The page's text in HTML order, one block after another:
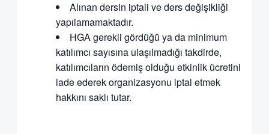
Alınan dersin iptali ve ders değişikliği
yapılamamaktadır.
HGA gerekli gördüğü ya da minimum
katılımcı sayısına ulaşılmadığı takdirde,
katılımcıların ödemiş olduğu etkinlik ücretini
iade ederek organizasyonu iptal etmek
hakkını saklı tutar.